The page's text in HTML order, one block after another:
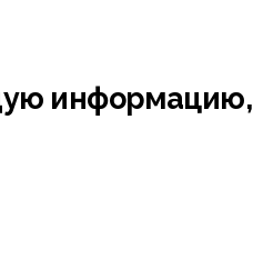
информацию,